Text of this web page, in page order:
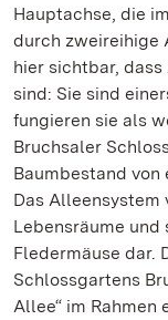
Hauptachse, die
durch zweireihige
hier sichtbar,
sind: Sie sind
fungieren sie als
Bruchsaler
Baumbestand
Das
Lebensräume
Fledermäuse dar.
Schlossgartens
Allee“ im